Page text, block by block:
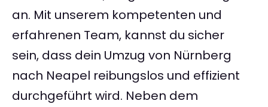
an. Mit unserem kompetenten und
erfahrenen Team, kannst du sicher
sein, dass dein Umzug von Nürnberg
nach Neapel reibungslos und effizient
durchgeführt wird. Neben dem